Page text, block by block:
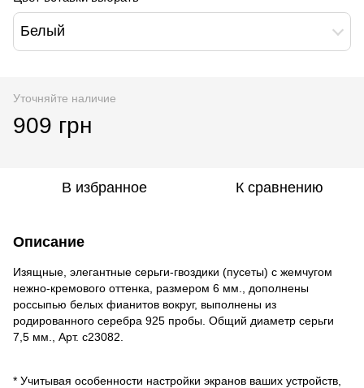
Белый
Уточняйте наличие
909 грн
В избранное К сравнению
Описание
Изящные, элегантные серьги-гвоздики (пусеты) с жемчугом
нежно-кремового оттенка, размером 6 мм., дополнены
россыпью белых фианитов вокруг, выполнены из
родированного серебра 925 пробы. Общий диаметр серьги
7,5 мм., Арт. c23082.
* Учитывая особенности настройки экранов ваших устройств,